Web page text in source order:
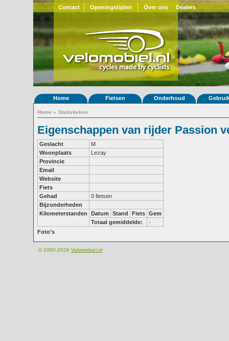
Contact Openingstijden Over ons Dealers
Home Fietsen Onderhoud
Home » Statistieken
Eigenschappen van rijder Passion
Geslacht
M
Woonplaats
Lezay
Provincie
Email
Website
Fiets
Gehad
0 fietsen
Bijzonderheden
Kilometerstanden
Datum Stand Fiets Gem
Totaal gemiddelde:
-
Foto's
© 2000-2026 Velomobiel.nl